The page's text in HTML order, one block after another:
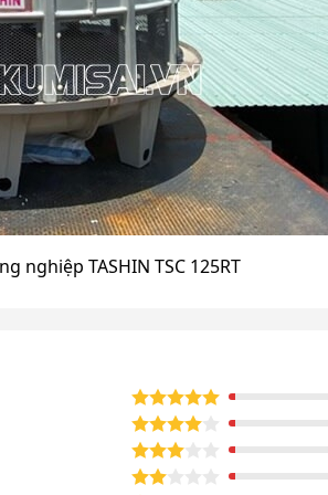
nghiệp TASHIN TSC 125RT
chuyển lượng nước lớn. Vì vậy